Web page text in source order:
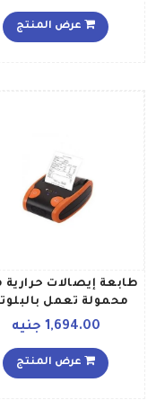
1KR64B أسود أبيض
عرض المنتج
طابعة إيصالات حرارية
محمولة تعمل
أسود برتقالي
1,694.00 جنيه
عرض المنتج